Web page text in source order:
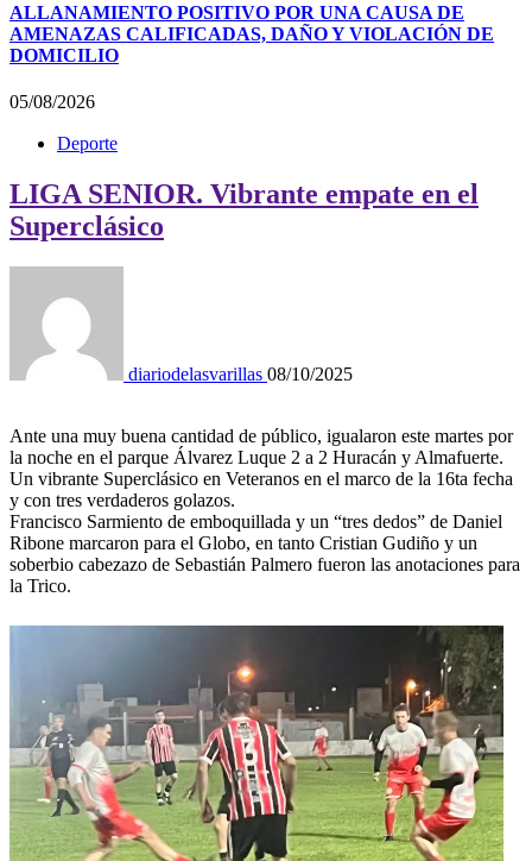
ALLANAMIENTO POSITIVO POR UNA CAUSA DE
AMENAZAS CALIFICADAS, DAÑO Y VIOLACIÓN DE
DOMICILIO
05/08/2026
Deporte
LIGA SENIOR. Vibrante empate en el
Superclásico
diariodelasvarillas 08/10/2025
Ante una muy buena cantidad de público, igualaron este martes por
la noche en el parque Álvarez Luque 2 a 2 Huracán y Almafuerte.
Un vibrante Superclásico en Veteranos en el marco de la 16ta fecha
y con tres verdaderos golazos.
Francisco Sarmiento de emboquillada y un “tres dedos” de Daniel
Ribone marcaron para el Globo, en tanto Cristian Gudiño y un
soberbio cabezazo de Sebastián Palmero fueron las anotaciones para
la Trico.